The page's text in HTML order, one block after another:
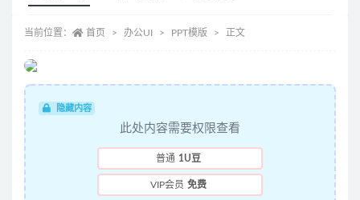
当前位置： 首页 办公UI PPT模版 正文
隐藏内容
此处内容需要权限查看
普通 1U豆
VIP会员 免费